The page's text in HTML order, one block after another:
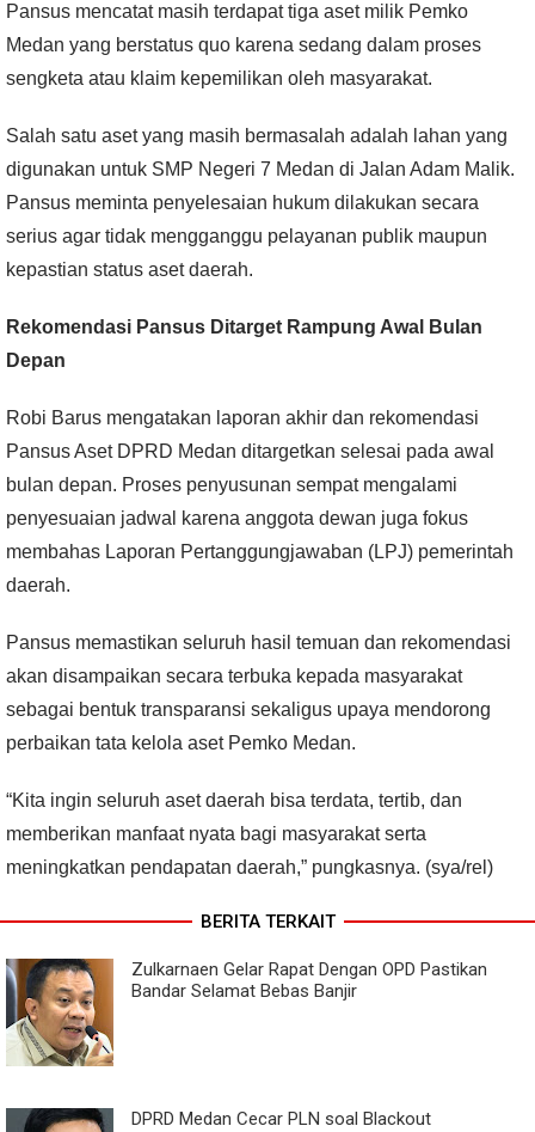
Pansus mencatat masih terdapat tiga aset milik Pemko
Medan yang berstatus quo karena sedang dalam proses
sengketa atau klaim kepemilikan oleh masyarakat.
Salah satu aset yang masih bermasalah adalah lahan yang
digunakan untuk SMP Negeri 7 Medan di Jalan Adam Malik.
Pansus meminta penyelesaian hukum dilakukan secara
serius agar tidak mengganggu pelayanan publik maupun
kepastian status aset daerah.
Rekomendasi Pansus Ditarget Rampung Awal Bulan
Depan
Robi Barus mengatakan laporan akhir dan rekomendasi
Pansus Aset DPRD Medan ditargetkan selesai pada awal
bulan depan. Proses penyusunan sempat mengalami
penyesuaian jadwal karena anggota dewan juga fokus
membahas Laporan Pertanggungjawaban (LPJ) pemerintah
daerah.
Pansus memastikan seluruh hasil temuan dan rekomendasi
akan disampaikan secara terbuka kepada masyarakat
sebagai bentuk transparansi sekaligus upaya mendorong
perbaikan tata kelola aset Pemko Medan.
“Kita ingin seluruh aset daerah bisa terdata, tertib, dan
memberikan manfaat nyata bagi masyarakat serta
meningkatkan pendapatan daerah,” pungkasnya. (sya/rel)
BERITA TERKAIT
Zulkarnaen Gelar Rapat Dengan OPD Pastikan
Bandar Selamat Bebas Banjir
DPRD Medan Cecar PLN soal Blackout